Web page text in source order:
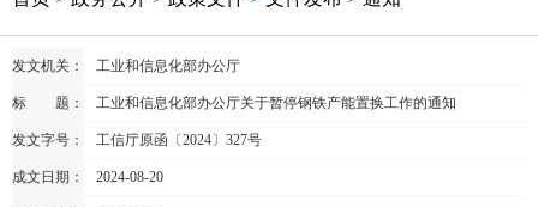
发文机关： 工业和信息化部办公厅
标 题： 工业和信息化部办公厅关于暂停钢铁产能置换工作的通知
发文字号： 工信厅原函〔2024〕327号
成文日期： 2024-08-20